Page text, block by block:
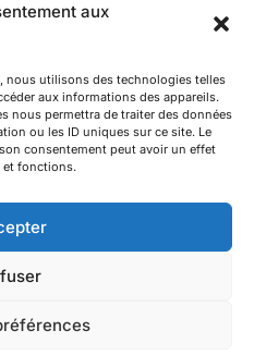
aux
nous utilisons des technologies telles
aux informations des appareils.
nous permettra de traiter des données
ou les ID uniques sur ce site. Le
consentement peut avoir un effet
et fonctions.
40